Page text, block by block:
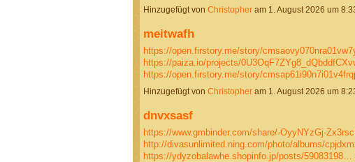
Hinzugefügt von Christopheram 1. August 2026 um
meitwafh
https://open.firstory.me/story/
https://paiza.io/projects/
https://open.firstory.me/story/
Hinzugefügt von Christopheram 1. August 2026 um
dnvxsasf
https://www.gmbinder.com/share/-OyyNYzGj-
http://divasunlimited.ning.com/photo/albums/
https://ydyzobalawhe.shopinfo.jp/posts/59083198…